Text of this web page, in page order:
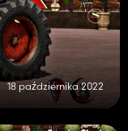
18 października 2022